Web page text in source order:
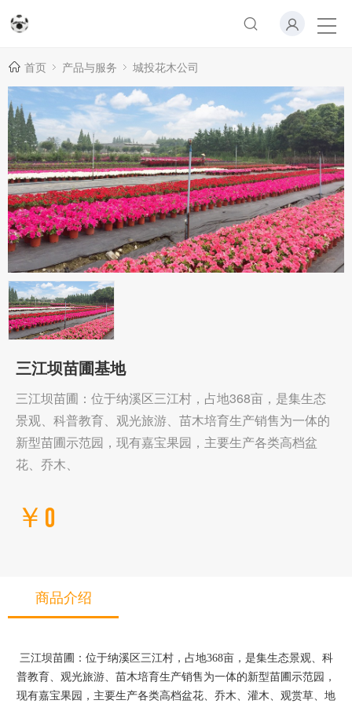
首页 产品与服务 城投花木公司
三江坝苗圃基地
三江坝苗圃：位于纳溪区三江村，占地368亩，是集生态
景观、科普教育、观光旅游、苗木培育生产销售为一体的
新型苗圃示范园，现有嘉宝果园，主要生产各类高档盆
花、乔木、
￥0
商品介绍
三江坝苗圃：位于纳溪区三江村，占地368亩，是集生态景观、科
普教育、观光旅游、苗木培育生产销售为一体的新型苗圃示范园，
现有嘉宝果园，主要生产各类高档盆花、乔木、灌木、观赏草、地